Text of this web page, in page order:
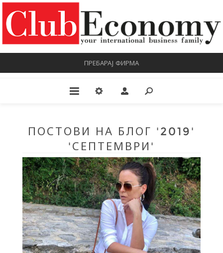
ПРЕБАРАЈ ФИРМА
ПОСТОВИ НА БЛОГ '2019'
'СЕПТЕМВРИ'